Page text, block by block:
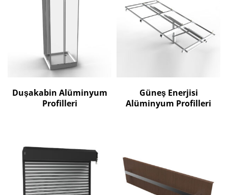
Duşakabin Alüminyum
Profilleri
Güneş Enerjisi
Alüminyum Profilleri